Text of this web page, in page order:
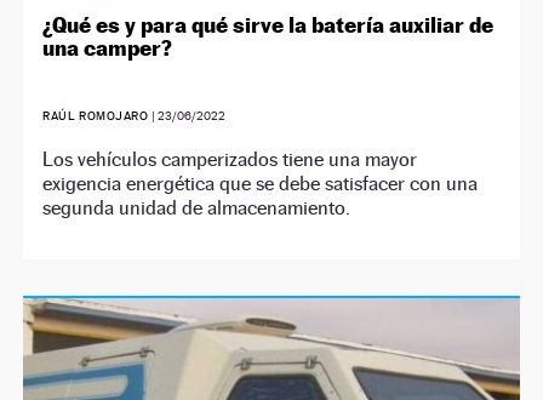
¿Qué es y para qué sirve la batería auxiliar de
una camper?
RAÚL ROMOJARO 23/06/2022
Los vehículos camperizados tiene una mayor
exigencia energética que se debe satisfacer con una
segunda unidad de almacenamiento.